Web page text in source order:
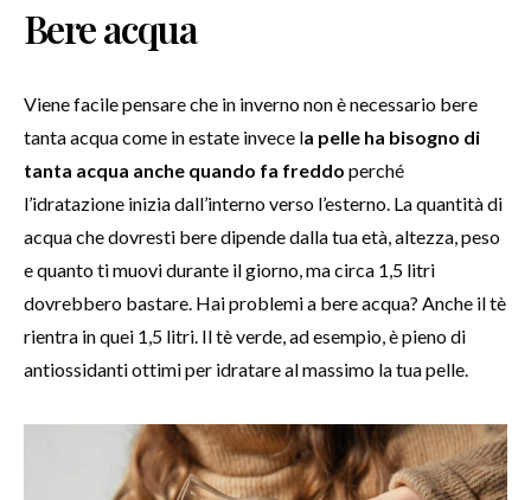
Bere acqua
Viene facile pensare che in inverno non è necessario bere
tanta acqua come in estate invece la pelle ha bisogno di
tanta acqua anche quando fa freddo perché
l’idratazione inizia dall’interno verso l’esterno. La quantità di
acqua che dovresti bere dipende dalla tua età, altezza, peso
e quanto ti muovi durante il giorno, ma circa 1,5 litri
dovrebbero bastare. Hai problemi a bere acqua? Anche il tè
rientra in quei 1,5 litri. Il tè verde, ad esempio, è pieno di
antiossidanti ottimi per idratare al massimo la tua pelle.